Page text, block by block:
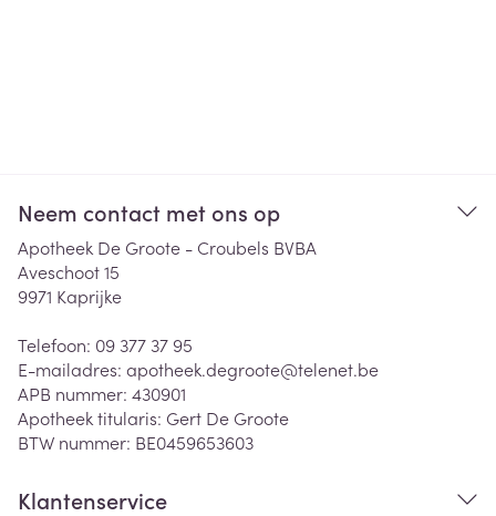
Neem contact met ons op
Apotheek De Groote - Croubels BVBA
Aveschoot 15
9971 Kaprijke
Telefoon: 09 377 37 95
E-mailadres: apotheek.degroote@telenet.be
APB nummer: 430901
Apotheek titularis: Gert De Groote
BTW nummer: BE0459653603
Klantenservice